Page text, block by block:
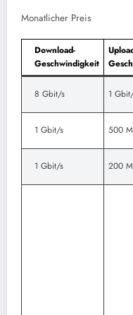
Monatlicher Preis
Download-
Geschwindigkeit
8 Gbit/s 1
1 Gbit/s 500
1 Gbit/s 200